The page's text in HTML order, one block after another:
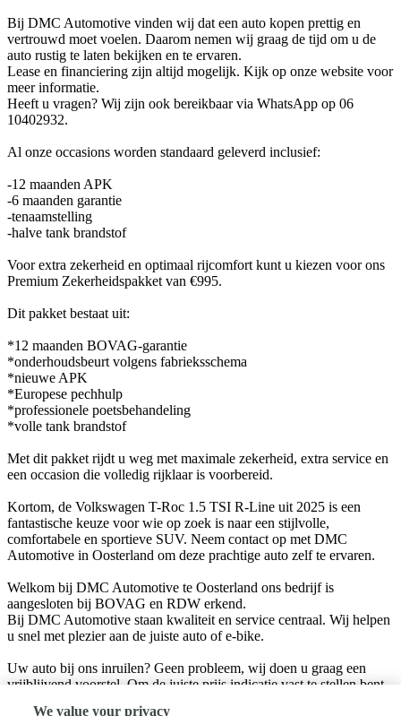
Bij DMC Automotive vinden wij dat een auto kopen prettig en
vertrouwd moet voelen. Daarom nemen wij graag de tijd om u de
auto rustig te laten bekijken en te ervaren.
Lease en financiering zijn altijd mogelijk. Kijk op onze website voor
meer informatie.
Heeft u vragen? Wij zijn ook bereikbaar via WhatsApp op 06
10402932.
Al onze occasions worden standaard geleverd inclusief:
-12 maanden APK
-6 maanden garantie
-tenaamstelling
-halve tank brandstof
Voor extra zekerheid en optimaal rijcomfort kunt u kiezen voor ons
Premium Zekerheidspakket van €995.
Dit pakket bestaat uit:
*12 maanden BOVAG-garantie
*onderhoudsbeurt volgens fabrieksschema
*nieuwe APK
*Europese pechhulp
*professionele poetsbehandeling
*volle tank brandstof
Met dit pakket rijdt u weg met maximale zekerheid, extra service en
een occasion die volledig rijklaar is voorbereid.
Kortom, de Volkswagen T-Roc 1.5 TSI R-Line uit 2025 is een
fantastische keuze voor wie op zoek is naar een stijlvolle,
comfortabele en sportieve SUV. Neem contact op met DMC
Automotive in Oosterland om deze prachtige auto zelf te ervaren.
Welkom bij DMC Automotive te Oosterland ons bedrijf is
aangesloten bij BOVAG en RDW erkend.
Bij DMC Automotive staan kwaliteit en service centraal. Wij helpen
u snel met plezier aan de juiste auto of e-bike.
Uw auto bij ons inruilen? Geen probleem, wij doen u graag een
vrijblijvend voorstel. Om de juiste prijs indicatie vast te stellen bent
We value your privacy